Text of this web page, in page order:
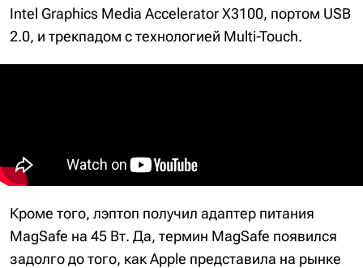
Intel Graphics Media Accelerator X3100, портом USB
2.0, и трекпадом с технологией Multi-Touch.
Кроме того, лэптоп получил адаптер питания
MagSafe на 45 Вт. Да, термин MagSafe появился
задолго до того, как Apple представила на рынке